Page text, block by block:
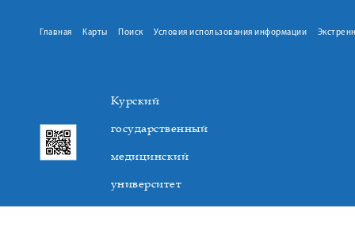
Главная Карты Поиск Условия использования информации
Курский
государственный
медицинский
университет